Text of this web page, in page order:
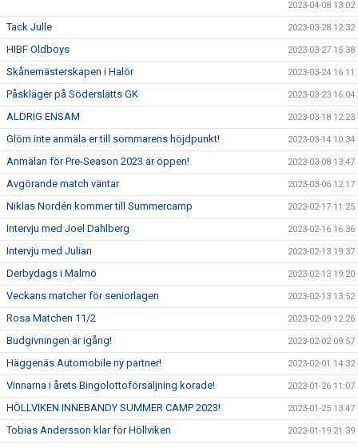
2023-04-08 13:02
Tack Julle 2023-03-28 12:32
HIBF Oldboys 2023-03-27 15:38
Skånemästerskapen i Halör 2023-03-24 16:11
Påskläger på Söderslätts GK 2023-03-23 16:04
ALDRIG ENSAM 2023-03-18 12:23
Glöm inte anmäla er till sommarens höjdpunkt! 2023-03-14 10:34
Anmälan för Pre-Season 2023 är öppen! 2023-03-08 13:47
Avgörande match väntar 2023-03-06 12:17
Niklas Nordén kommer till Summercamp 2023-02-17 11:25
Intervju med Joel Dahlberg 2023-02-16 16:36
Intervju med Julian 2023-02-13 19:37
Derbydags i Malmö 2023-02-13 19:20
Veckans matcher för seniorlagen 2023-02-13 13:52
Rosa Matchen 11/2 2023-02-09 12:26
Budgivningen är igång! 2023-02-02 09:57
Häggenäs Automobile ny partner! 2023-02-01 14:32
Vinnarna i årets Bingolottoförsäljning korade! 2023-01-26 11:07
HÖLLVIKEN INNEBANDY SUMMER CAMP 2023! 2023-01-25 13:47
Tobias Andersson klar för Höllviken 2023-01-19 21:39